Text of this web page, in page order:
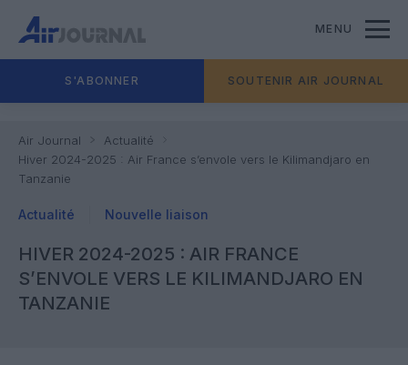
MENU
S'ABONNER SOUTENIR AIR JOURNAL
Air Journal
Actualité
Hiver 2024-2025 : Air France s’envole vers le Kilimandjaro en
Tanzanie
Actualité Nouvelle liaison
HIVER 2024-2025 : AIR FRANCE
S’ENVOLE VERS LE KILIMANDJARO EN
TANZANIE